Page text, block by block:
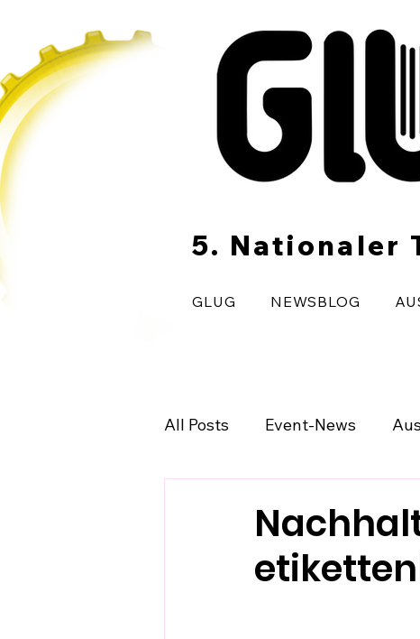
5. Nationaler
GLUG NEWSBLOG
All Posts Event-News